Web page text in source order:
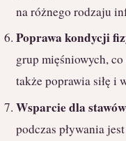
na różnego rodzaju
Poprawa kondycji
grup mięśniowych,
także poprawia siłę i
Wsparcie dla stawów
podczas pływania